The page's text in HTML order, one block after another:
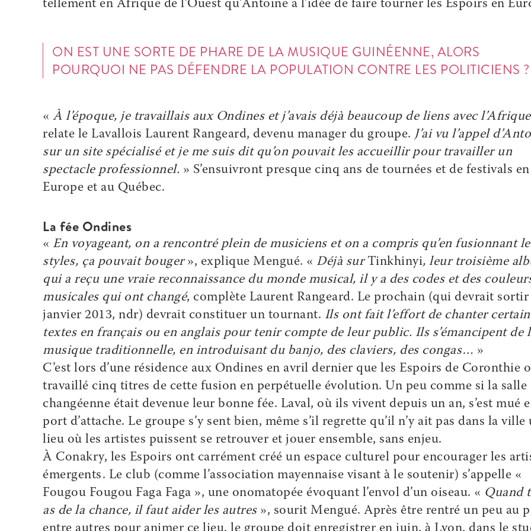
tellement en Afrique de l’Ouest qu’Antoine a l’idée de faire tourner les Espoirs en
ON EST UNE SORTE DE PHARE DE LA MUSIQUE GUINÉENNE, ALORS
POURQUOI NE PAS DÉFENDRE LA POPULATION CONTRE LES POLITICIENS ?
« À l’époque, je travaillais aux Ondines et j’avais déjà beaucoup de liens avec l’Afrique
relate le Lavallois Laurent Rangeard, devenu manager du groupe. J’ai vu l’appel
sur un site spécialisé et je me suis dit qu’on pouvait les accueillir pour travailler un
spectacle professionnel. » S’ensuivront presque cinq ans de tournées et de festivals en
Europe et au Québec.
La fée Ondines
« En voyageant, on a rencontré plein de musiciens et on a compris qu’en fusionnant
styles, ça pouvait bouger», explique Mengué. « Déjà surTinkhinyi, leur troisième
qui a reçu une vraie reconnaissance du monde musical, il y a des codes et des
musicales qui ont changé, complète Laurent Rangeard. Le prochain (qui devrait sortir
janvier 2013, ndr) devrait constituer un tournant. Ils ont fait l’effort de chanter
textes en français ou en anglais pour tenir compte de leur public. Ils s’émancipent de
musique traditionnelle, en introduisant du banjo, des claviers, des congas… »
C’est lors d’une résidence aux Ondines en avril dernier que les Espoirs de Coronthie
travaillé cinq titres de cette fusion en perpétuelle évolution. Un peu comme si la salle
changéenne était devenue leur bonne fée. Laval, où ils vivent depuis un an, s’est mué
port d’attache. Le groupe s’y sent bien, même s’il regrette qu’il n’y ait pas dans la ville
lieu où les artistes puissent se retrouver et jouer ensemble, sans enjeu.
À Conakry, les Espoirs ont carrément créé un espace culturel pour encourager les
émergents. Le club (comme l’association mayennaise visant à le soutenir) s’appelle «
Fougou Fougou Faga Faga », une onomatopée évoquant l’envol d’un oiseau. « Quand
as de la chance, il faut aider les autres», sourit Mengué. Après être rentré un peu au